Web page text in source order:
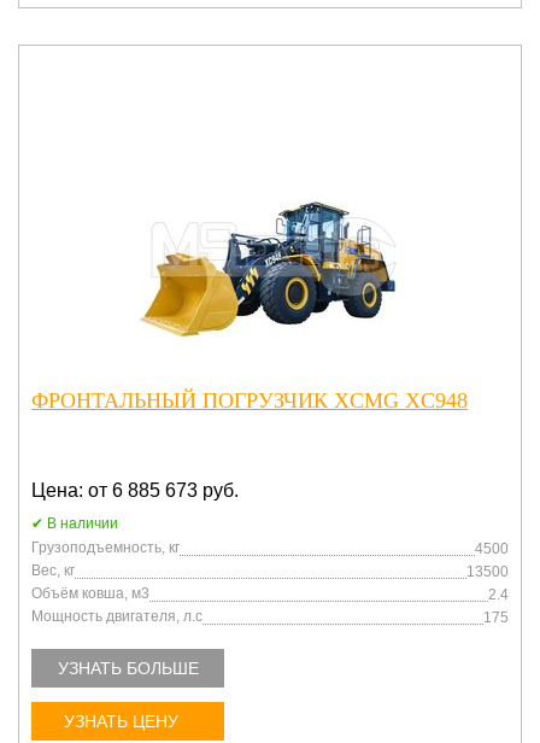
ФРОНТАЛЬНЫЙ ПОГРУЗЧИК XCMG XC948
Цена: от 6 885 673 руб.
В наличии
Грузоподъемность, кг
4500
Вес, кг
13500
Объём ковша, м3
2.4
Мощность двигателя, л.с
175
УЗНАТЬ БОЛЬШЕ
УЗНАТЬ ЦЕНУ